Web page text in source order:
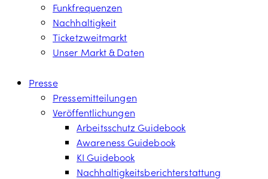
Funkfrequenzen
Nachhaltigkeit
Ticketzweitmarkt
Unser Markt & Daten
Presse
Pressemitteilungen
Veröffentlichungen
Arbeitsschutz Guidebook
Awareness Guidebook
KI Guidebook
Nachhaltigkeitsberichterstattung